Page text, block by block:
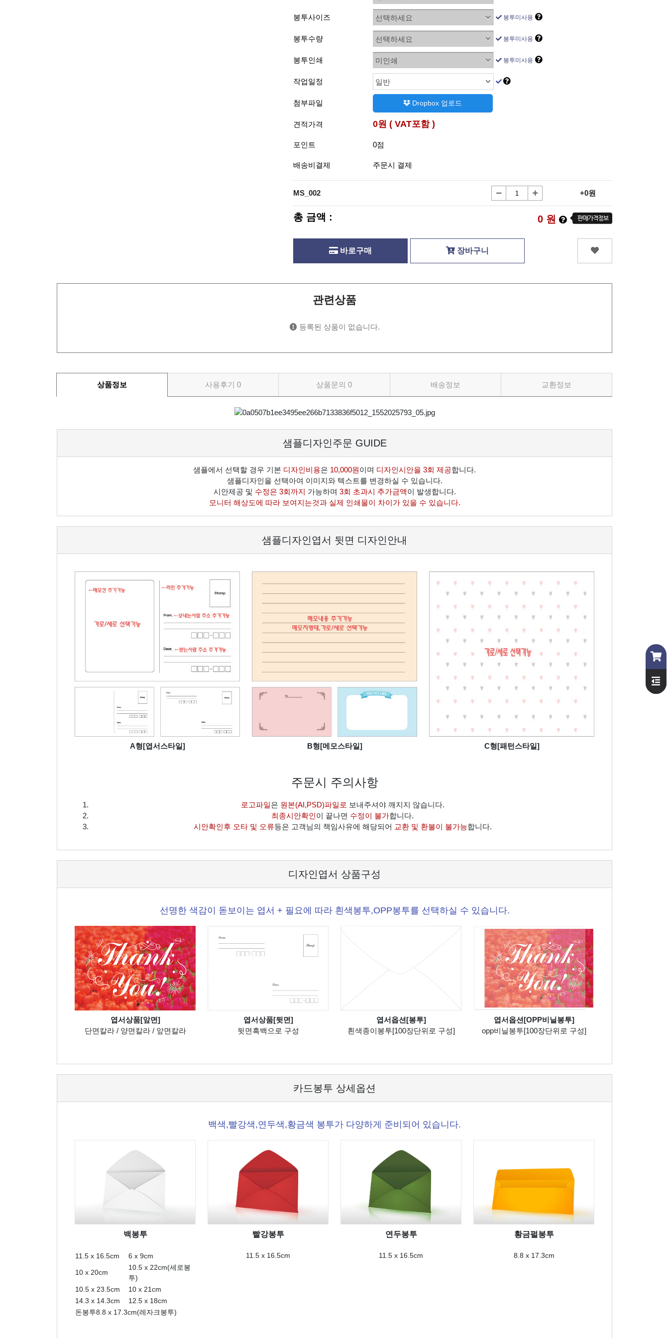
봉투사이즈 선택하세요 봉투미사용
봉투수량 선택하세요 봉투미사용
봉투인쇄 미인쇄 봉투미사용
작업일정 일반
첨부파일 Dropbox 업로드
견적가격 0원 ( VAT포함 )
포인트 0점
배송비결제 주문시 결제
MS_002 +0원
총 금액 : 0 원
바로구매 장바구니
관련상품
등록된 상품이 없습니다.
상품정보 사용후기0 상품문의0 배송정보 교환정보
샘플디자인주문 GUIDE
샘플에서 선택할 경우 기본 디자인비용은 10,000원이며 디자인시안을 3회 제공합니다.
샘플디자인을 선택아여 이미지와 텍스트를 변경하실 수 있습니다.
시안제공 및 수정은 3회까지 가능하며 3회 초과시 추가금액이 발생합니다.
모니터 해상도에 따라 보여지는것과 실제 인쇄물이 차이가 있을 수 있습니다.
샘플디자인엽서 뒷면 디자인안내
A형[엽서스타일] B형[메모스타일] C형[패턴스타일]
주문시 주의사항
로고파일은 원본(AI,PSD)파일로 보내주셔야 깨지지 않습니다.
최종시안확인이 끝나면 수정이 불가합니다.
시안확인후 오타 및 오류등은 고객님의 책임사유에 해당되어 교환 및 환불이 불가능합니다.
디자인엽서 상품구성
선명한 색감이 돋보이는 엽서 + 필요에 따라 흰색봉투,OPP봉투를 선택하실 수 있습니다.
엽서상품[앞면]
단면칼라 / 양면칼라 / 앞면칼라
엽서상품[뒷면]
뒷면흑백으로 구성
엽서옵션[봉투]
흰색종이봉투[100장단위로 구성]
엽서옵션[OPP비닐봉투]
opp비닐봉투[100장단위로 구성]
카드봉투 상세옵션
백색,빨강색,연두색,황금색 봉투가 다양하게 준비되어 있습니다.
백봉투
11.5 x 16.5cm 6 x 9cm
10 x 20cm
10.5 x 22cm(세로봉
투)
10.5 x 23.5cm
10 x 21cm
14.3 x 14.3cm
12.5 x 18cm
돈봉투8.8 x 17.3cm(레자크봉투)
빨강봉투
11.5 x 16.5cm
연두봉투
11.5 x 16.5cm
황금펄봉투
8.8 x 17.3cm